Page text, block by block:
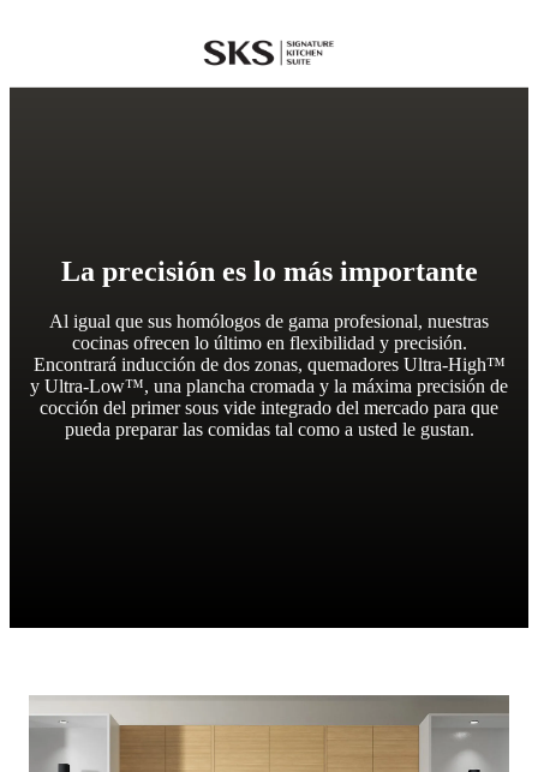
La precisión es lo más importante
Al igual que sus homólogos de gama profesional, nuestras
cocinas ofrecen lo último en flexibilidad y precisión.
Encontrará inducción de dos zonas, quemadores Ultra-High™
y Ultra-Low™, una plancha cromada y la máxima precisión de
cocción del primer sous vide integrado del mercado para que
pueda preparar las comidas tal como a usted le gustan.